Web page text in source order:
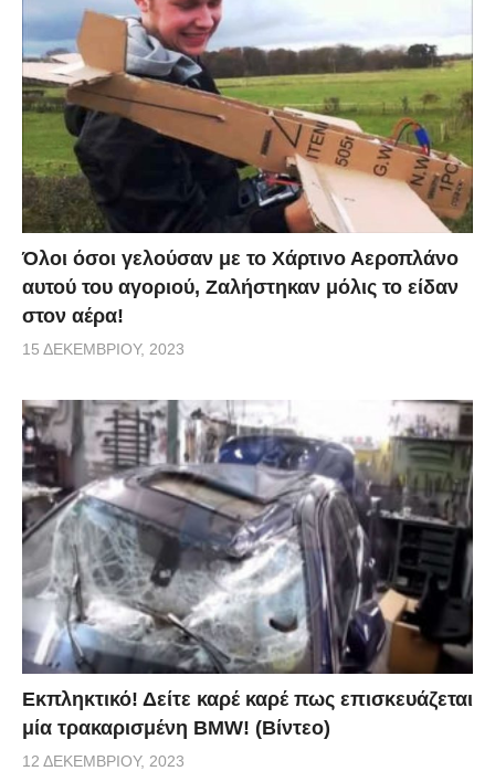
Όλοι όσοι γελούσαν με το Χάρτινο Αεροπλάνο
αυτού του αγοριού, Ζαλήστηκαν μόλις το είδαν
στον αέρα!
15 ΔΕΚΕΜΒΡΊΟΥ, 2023
Εκπληκτικό! Δείτε καρέ καρέ πως επισκευάζεται
μία τρακαρισμένη BMW! (Βίντεο)
12 ΔΕΚΕΜΒΡΊΟΥ, 2023